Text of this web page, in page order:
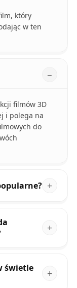
który
w ten
filmów 3D
i polega na
do
świetle